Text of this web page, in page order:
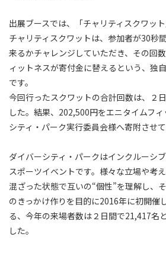
出展ブースでは、「チャリティスクワッ
チャリティスクワットは、参加者が30秒
来るかチャレンジしていただき、その回
ィットネスが寄付金に替えるという、独
です。
今回行ったスクワットの合計回数は、２
した。結果、202,500円をエニタイムフ
シティ・パーク実行委員会様へ寄附させて
ダイバーシティ・パークはインクルーシ
スポーツイベントです。様々な立場や考
混ざった状態で互いの“個性”を理解し、
のきっかけ作りを目的に2016年に初開催
る、今年の来場者数は２日間で21,417名
した。